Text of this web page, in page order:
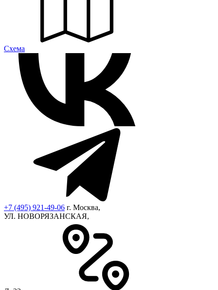
Cхема
+7 (495) 921-49-06 г. Москва,
УЛ. НОВОРЯЗАНСКАЯ,